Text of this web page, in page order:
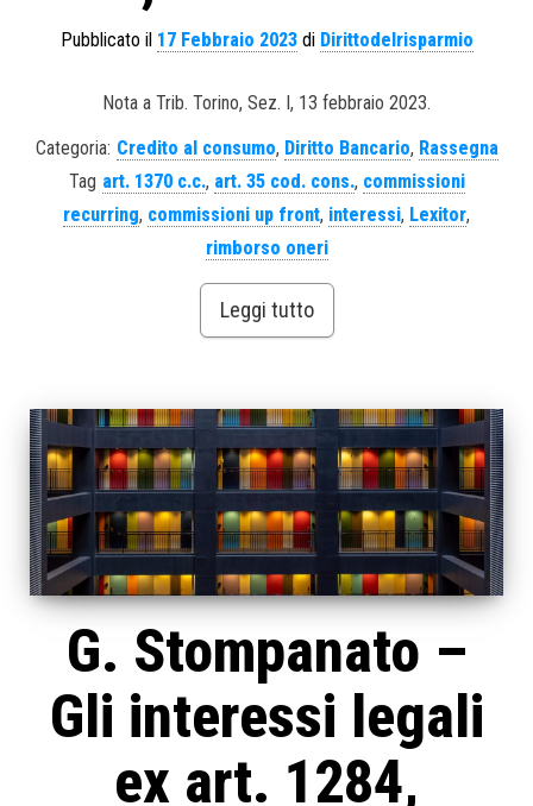
Pubblicato il 17 Febbraio 2023di Dirittodelrisparmio
Nota a Trib. Torino, Sez. I, 13 febbraio 2023.
Categoria: Credito al consumo, Diritto Bancario, Rassegna
Tag art. 1370 c.c., art. 35 cod. cons., commissioni
recurring, commissioni up front, interessi, Lexitor,
rimborso oneri
Leggi tutto
G. Stompanato –
Gli interessi legali
ex art. 1284,